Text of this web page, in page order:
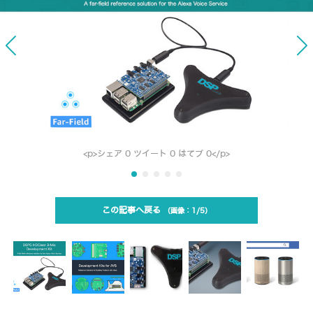
<p>シェア 0 ツイート 0 はてブ 0</p>
この記事へ戻る 1/5